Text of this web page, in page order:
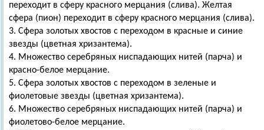
переходит в сферу красного мерцания (слива). Желтая
сфера (пион) переходит в сферу красного мерцания (слива).
3. Сфера золотых хвостов с переходом в красные и синие
звезды (цветная хризантема).
4. Множество серебряных ниспадающих нитей (парча) и
красно-белое мерцание.
5. Сфера золотых хвостов с переходом в зеленые и
фиолетовые звезды (цветная хризантема).
6. Множество серебряных ниспадающих нитей (парча) и
фиолетово-белое мерцание.